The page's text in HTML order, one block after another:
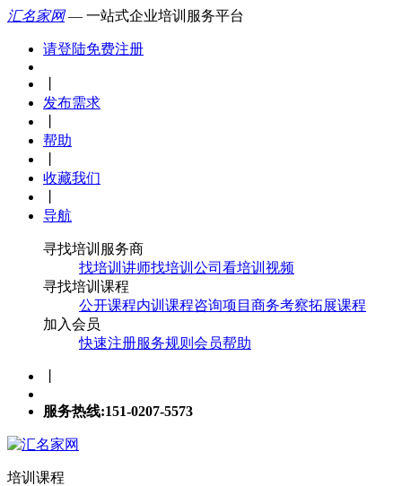
汇名家网— 一站式企业培训服务平台
请登陆免费注册
发布需求
帮助
收藏我们
导航
寻找培训服务商
找培训讲师找培训公司 看培训视频
寻找培训课程
公开课程内训课程咨询项目 商务考察拓展课程
加入会员
快速注册服务规则 会员帮助
服务热线:151-0207-5573
培训课程